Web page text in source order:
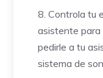
8. Controla tu
asistente para
pedirle a tu
sistema de